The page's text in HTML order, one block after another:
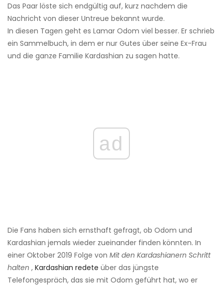
Das Paar löste sich endgültig auf, kurz nachdem die
Nachricht von dieser Untreue bekannt wurde.
In diesen Tagen geht es Lamar Odom viel besser. Er schrieb
ein Sammelbuch, in dem er nur Gutes über seine Ex-Frau
und die ganze Familie Kardashian zu sagen hatte.
ad
Die Fans haben sich ernsthaft gefragt, ob Odom und
Kardashian jemals wieder zueinander finden könnten. In
einer Oktober 2019 Folge von Mit den Kardashianern Schritt
halten , Kardashian redete über das jüngste
Telefongespräch, das sie mit Odom geführt hat, wo er